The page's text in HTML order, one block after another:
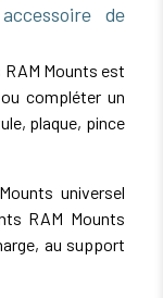
de
Mounts est
compléter un
plaque, pince
universel
RAM Mounts
au support